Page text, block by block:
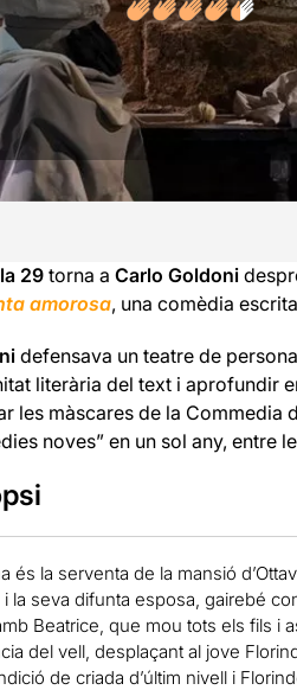
29torna a Carlo Goldoni
amorosa, una comèdia
defensava un teatre de
literària del text i aprofundir
les màscares de la Commedia
noves” en un sol any, entre
és la serventa de la mansió
i la seva difunta esposa, gairebé
Beatrice, que mou tots els fils i
del vell, desplaçant al jove
de criada d’últim nivell i